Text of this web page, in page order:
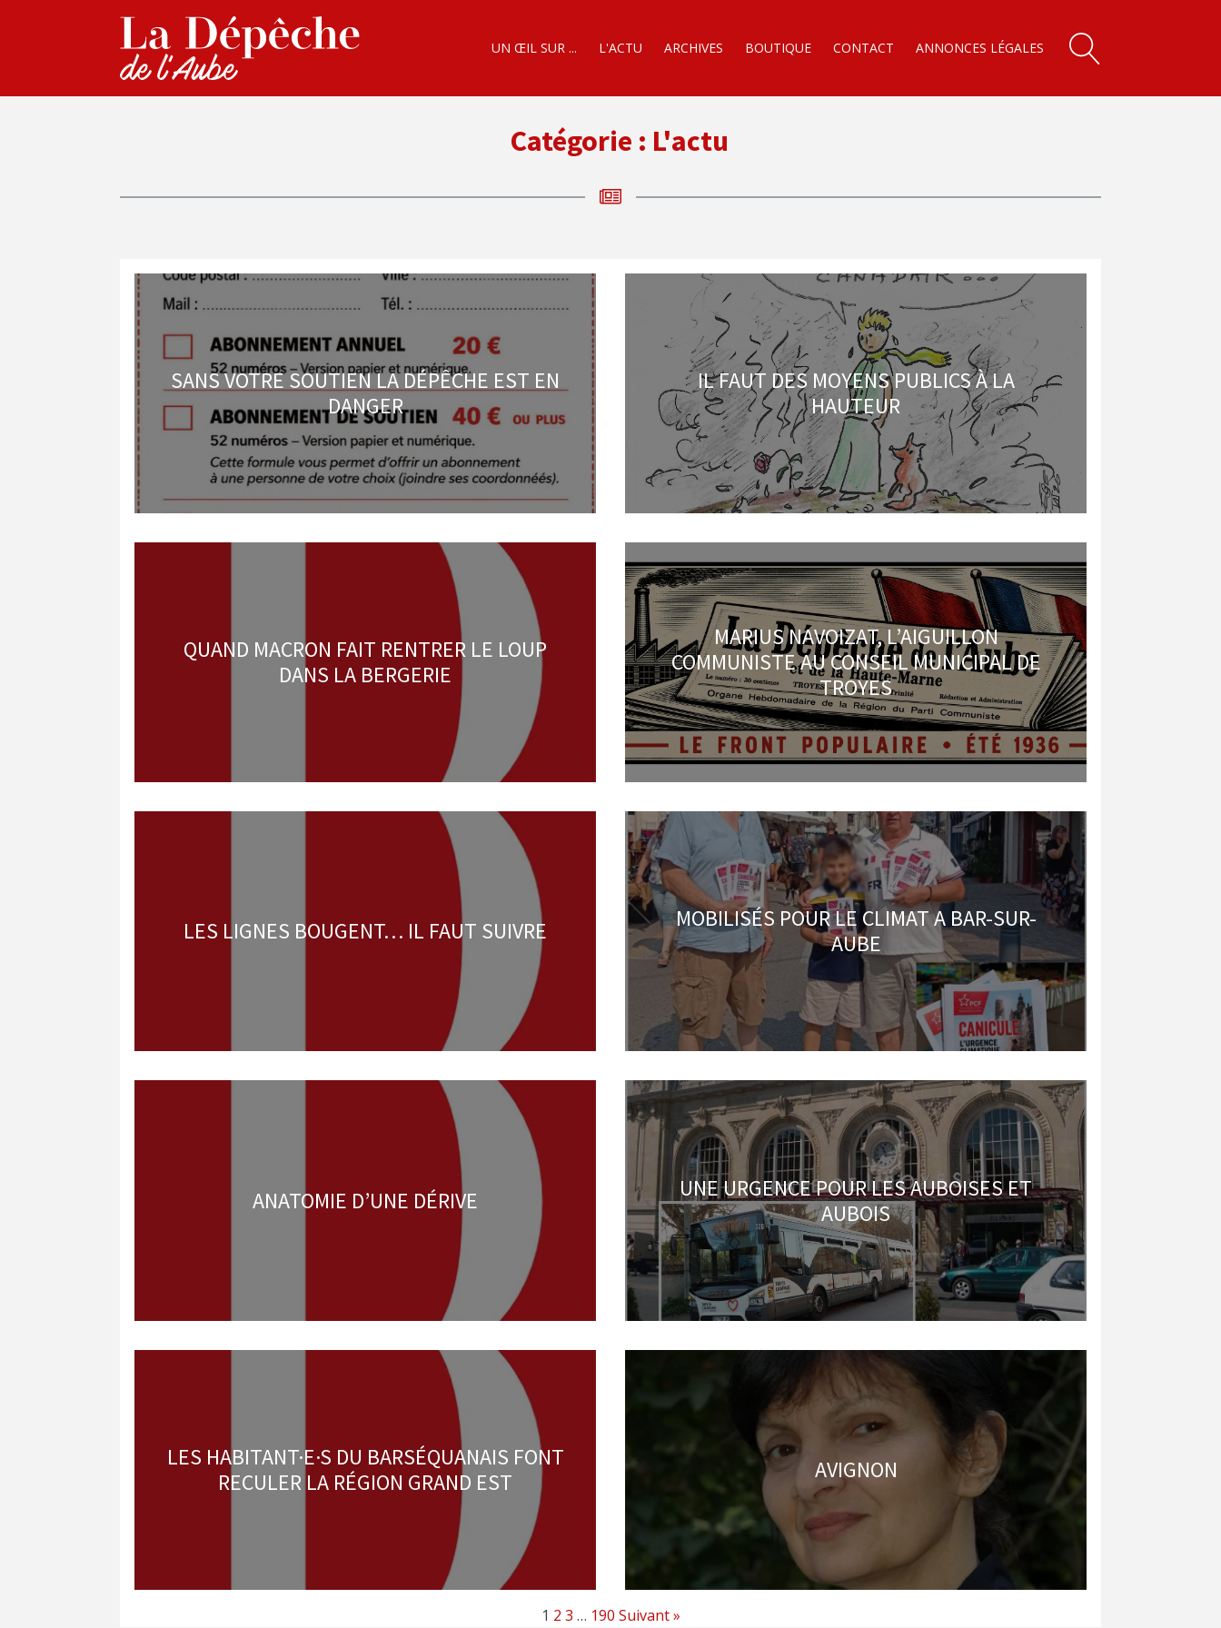
UN ŒIL SUR ... L'ACTU ARCHIVES BOUTIQUE CONTACT ANNONCES LÉGALES
Catégorie : L'actu
SANS VOTRE SOUTIEN LA DÉPÊCHE EST EN
DANGER
IL FAUT DES MOYENS PUBLICS À LA
HAUTEUR
QUAND MACRON FAIT RENTRER LE LOUP
DANS LA BERGERIE
MARIUS NAVOIZAT, L’AIGUILLON
COMMUNISTE AU CONSEIL MUNICIPAL DE
TROYES
LES LIGNES BOUGENT… IL FAUT SUIVRE
MOBILISÉS POUR LE CLIMAT A BAR-SUR-
AUBE
ANATOMIE D’UNE DÉRIVE
UNE URGENCE POUR LES AUBOISES ET
AUBOIS
LES HABITANT·E·S DU BARSÉQUANAIS FONT
RECULER LA RÉGION GRAND EST
AVIGNON
1 2 3 … 190 Suivant »